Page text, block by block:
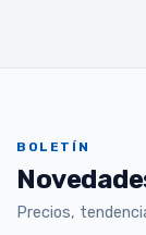
BOLETÍN
Precios,